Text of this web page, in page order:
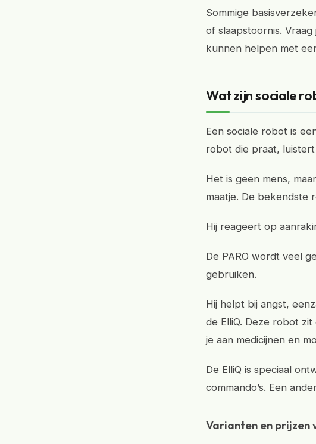
Sommige
of slaapstoornis.
kunnen helpen met
Wat zijn sociale
Een sociale robot is
robot die praat,
Het is geen mens,
maatje. De bekendste
Hij reageert op
De PARO wordt veel
gebruiken.
Hij helpt bij angst,
de ElliQ. Deze robot
je aan medicijnen en
De ElliQ is speciaal
commando’s. Een
Varianten en prijzen